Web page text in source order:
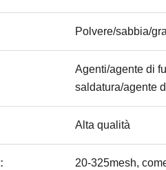
Polvere/sabbia/
Agenti/agente di
saldatura/agente
Alta qualità
20-325mesh,